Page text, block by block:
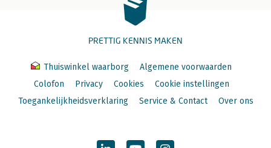
PRETTIG KENNIS MAKEN
Thuiswinkel waarborg
Algemene voorwaarden
Colofon
Privacy Cookies
Cookie instellingen
Toegankelijkheidsverklaring
Service & Contact Over ons